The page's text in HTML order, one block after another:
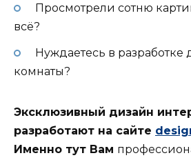
Просмотрели сотню
всё?
Нуждаетесь в разработке
комнаты?
Эксклюзивный дизайн
разработают на сайте
Именно тут Вам